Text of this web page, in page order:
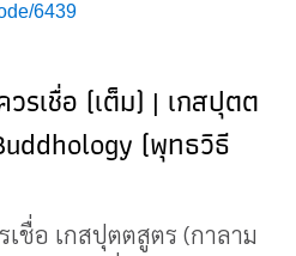
6439
รเชื่อ (เต็ม) | เกสปุตต
(พุทธวิธี
ชื่อ เกสปุตตสูตร (กาลาม